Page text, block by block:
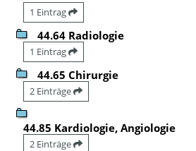
1 Eintrag
44.64 Radiologie
1 Eintrag
44.65 Chirurgie
2 Einträge
44.85 Kardiologie, Angiologie
2 Einträge